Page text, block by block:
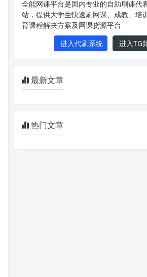
全能网课平台是国内专业的自助刷课代
站，提供大学生快速刷网课、成教、培
育课程解决方案及网课货源平台
进入代刷系统
进入TG
最新文章
热门文章